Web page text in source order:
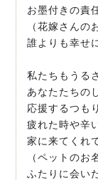
お墨付きの責
（花嫁さんの
誰よりも幸せ
私たちもうる
あなたたちの
応援するつも
疲れた時や辛
家に来てくれ
（ペットのお
ふたりに会い